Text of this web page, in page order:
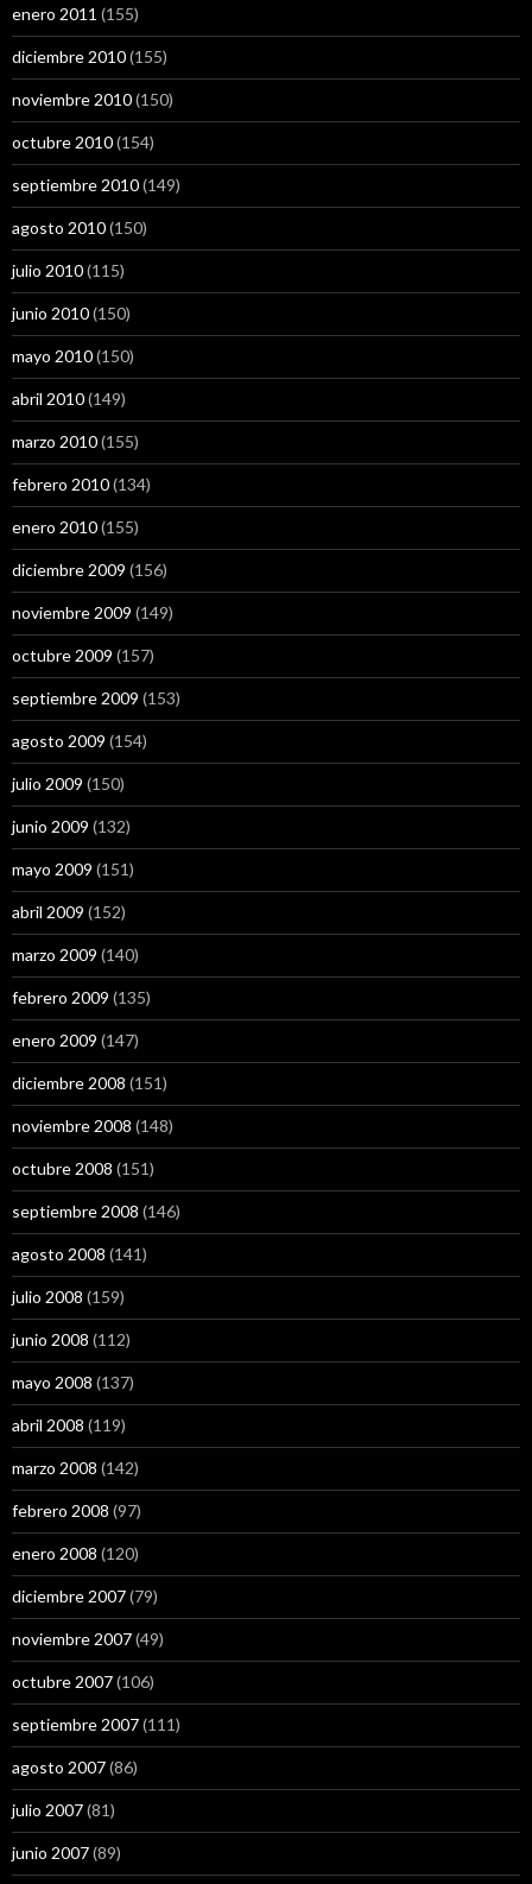
enero 2011 (155)
diciembre 2010(155)
noviembre 2010(150)
octubre 2010(154)
septiembre 2010(149)
agosto 2010(150)
julio 2010(115)
junio 2010(150)
mayo 2010(150)
abril 2010(149)
marzo 2010(155)
febrero 2010(134)
enero 2010(155)
diciembre 2009 (156)
noviembre 2009 (149)
octubre 2009 (157)
septiembre 2009 (153)
agosto 2009 (154)
julio 2009 (150)
junio 2009 (132)
mayo 2009 (151)
abril 2009 (152)
marzo 2009 (140)
febrero 2009 (135)
enero 2009 (147)
diciembre 2008 (151)
noviembre 2008 (148)
octubre 2008 (151)
septiembre 2008 (146)
agosto 2008 (141)
julio 2008 (159)
junio 2008 (112)
mayo 2008 (137)
abril 2008 (119)
marzo 2008 (142)
febrero 2008 (97)
enero 2008 (120)
diciembre 2007(79)
noviembre 2007(49)
octubre 2007(106)
septiembre 2007(111)
agosto 2007(86)
julio 2007(81)
junio 2007(89)